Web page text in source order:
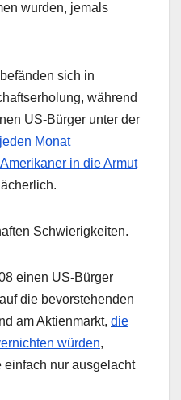
wurden, jemals
sich in
während
US-Bürger unter der
jeden Monat
in die Armut
Schwierigkeiten.
einen US-Bürger
die bevorstehenden
am Aktienmarkt, die
würden,
einfach nur ausgelacht